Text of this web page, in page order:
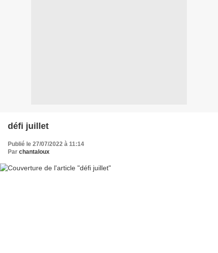
défi juillet
Publié le 27/07/2022 à 11:14
Par chantaloux